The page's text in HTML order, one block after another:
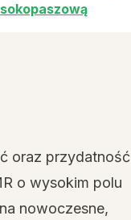
oraz przydatność
o wysokim polu
nowoczesne,